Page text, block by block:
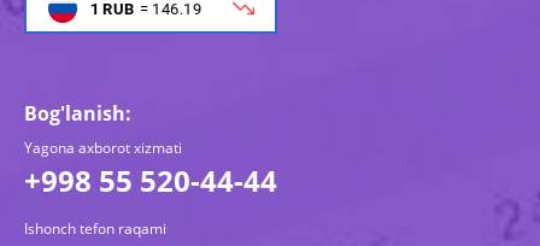
Bog'lanish:
Yagona axborot xizmati
+998 55 520-44-44
Ishonch tefon raqami